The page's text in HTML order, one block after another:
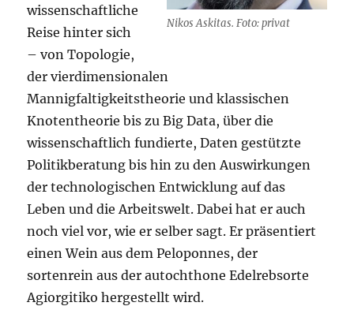
Nikos Askitas. Foto: privat
wissenschaftliche
Reise hinter sich
– von Topologie,
der vierdimensionalen
Mannigfaltigkeitstheorie und klassischen
Knotentheorie bis zu Big Data, über die
wissenschaftlich fundierte, Daten gestützte
Politikberatung bis hin zu den Auswirkungen
der technologischen Entwicklung auf das
Leben und die Arbeitswelt. Dabei hat er auch
noch viel vor, wie er selber sagt. Er präsentiert
einen Wein aus dem Peloponnes, der
sortenrein aus der autochthone Edelrebsorte
Agiorgitiko hergestellt wird.